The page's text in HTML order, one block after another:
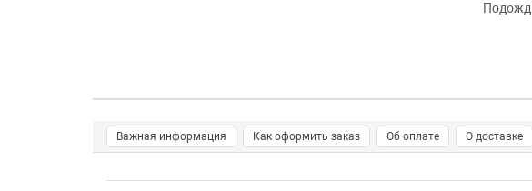
Важная информация Как оформить заказ Об оплате О доставке